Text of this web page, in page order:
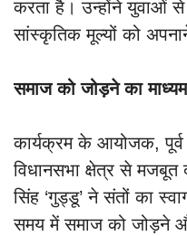
करता है। उन्होंने युवाओं
सांस्कृतिक मूल्यों को
समाज को जोड़ने का
कार्यक्रम के आयोजक,
विधानसभा क्षेत्र से मजबूत
सिंह ‘गुड्डू’ ने संतों का
समय में समाज को जोड़ने